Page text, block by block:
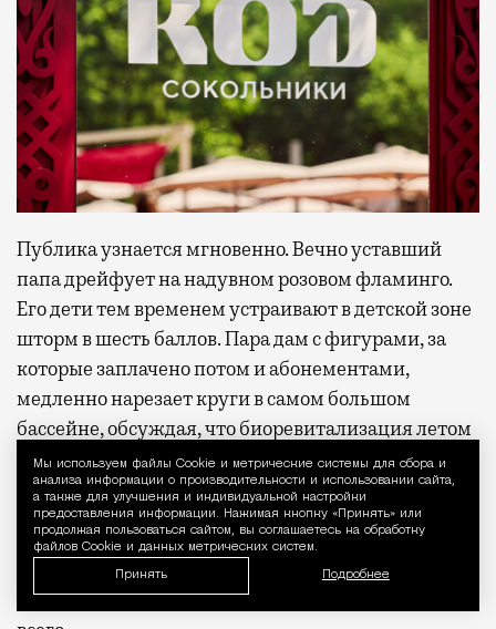
Уведомление
Мы используем файлы Сookie и метрические системы для сбора и
анализа информации о производительности и использовании сайта,
а также для улучшения и индивидуальной настройки
предоставления информации. Нажимая кнопку «Принять» или
продолжая пользоваться сайтом, вы соглашаетесь на обработку
файлов Cookie и данных метрических систем.
Принять Подробнее
Публика узнается мгновенно. Вечно уставший
папа дрейфует на надувном розовом фламинго.
Его дети тем временем устраивают в детской зоне
шторм в шесть баллов. Пара дам с фигурами, за
которые заплачено потом и абонементами,
медленно нарезает круги в самом большом
бассейне, обсуждая, что биоревитализация летом
— деньги на ветер. На лежаках в тени — студентки
с местными лимонадами (их в меню тут больше
пяти видов, и они действительно хороши) и
вечной темой:
— Он мне пишет: «Как дела?» Как дела! После